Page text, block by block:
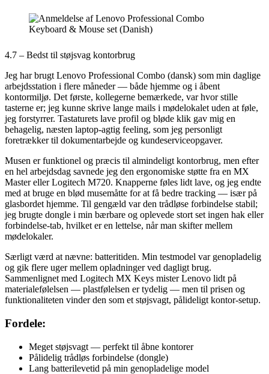
4.7 – Bedst til støjsvag kontorbrug
Jeg har brugt Lenovo Professional Combo (dansk) som min daglige
arbejdsstation i flere måneder — både hjemme og i åbent
kontormiljø. Det første, kollegerne bemærkede, var hvor stille
tasterne er; jeg kunne skrive lange mails i mødelokalet uden at føle,
jeg forstyrrer. Tastaturets lave profil og bløde klik gav mig en
behagelig, næsten laptop-agtig feeling, som jeg personligt
foretrækker til dokumentarbejde og kundeserviceopgaver.
Musen er funktionel og præcis til almindeligt kontorbrug, men efter
en hel arbejdsdag savnede jeg den ergonomiske støtte fra en MX
Master eller Logitech M720. Knapperne føles lidt lave, og jeg endte
med at bruge en blød musemåtte for at få bedre tracking — især på
glasbordet hjemme. Til gengæld var den trådløse forbindelse stabil;
jeg brugte dongle i min bærbare og oplevede stort set ingen hak eller
forbindelse-tab, hvilket er en lettelse, når man skifter mellem
mødelokaler.
Særligt værd at nævne: batteritiden. Min testmodel var genopladelig
og gik flere uger mellem opladninger ved dagligt brug.
Sammenlignet med Logitech MX Keys mister Lenovo lidt på
materialefølelsen — plastfølelsen er tydelig — men til prisen og
funktionaliteten vinder den som et støjsvagt, pålideligt kontor-setup.
Fordele:
Meget støjsvagt — perfekt til åbne kontorer
Pålidelig trådløs forbindelse (dongle)
Lang batterilevetid på min genopladelige model